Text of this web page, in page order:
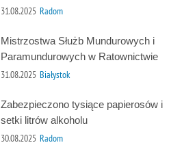
31.08.2025 Radom
Mistrzostwa Służb Mundurowych i
Paramundurowych w Ratownictwie
31.08.2025 Białystok
Zabezpieczono tysiące papierosów i
setki litrów alkoholu
30.08.2025 Radom